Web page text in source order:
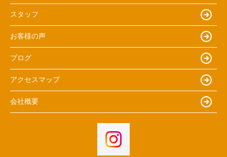
スタッフ
お客様の声
ブログ
アクセスマップ
会社概要